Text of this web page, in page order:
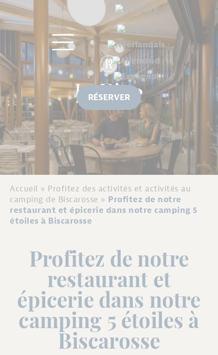
RÉSERVER
Accueil » Profitez des activités et activités au
camping de Biscarosse » Profitez de notre
restaurant et épicerie dans notre camping 5
étoiles à Biscarosse
Profitez de notre
restaurant et
épicerie dans notre
camping 5 étoiles à
Biscarosse